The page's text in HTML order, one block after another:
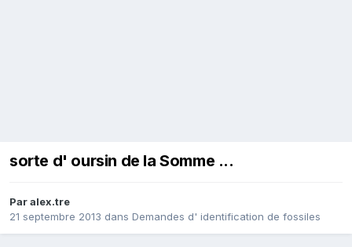
sorte d' oursin de la Somme ...
Paralex.tre
21 septembre 2013 dans Demandes d' identification de fossiles